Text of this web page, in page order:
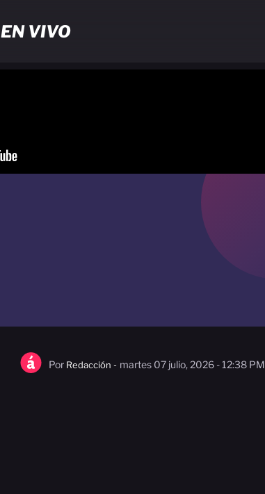
EN VIVO
Por Redacción - martes 07 julio, 2026 - 12:38 PM